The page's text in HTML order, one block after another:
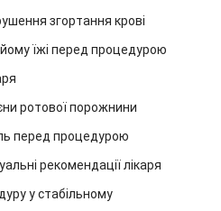
згортання крові
їжі перед процедурою
ротової порожнини
перед процедурою
рекомендації лікаря
у стабільному